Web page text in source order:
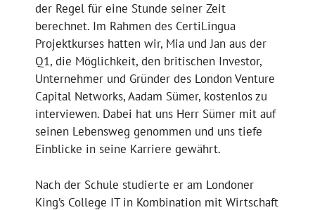
der Regel für eine Stunde seiner Zeit
berechnet. Im Rahmen des CertiLingua
Projektkurses hatten wir, Mia und Jan aus der
Q1, die Möglichkeit, den britischen Investor,
Unternehmer und Gründer des London Venture
Capital Networks, Aadam Sümer, kostenlos zu
interviewen. Dabei hat uns Herr Sümer mit auf
seinen Lebensweg genommen und uns tiefe
Einblicke in seine Karriere gewährt.
Nach der Schule studierte er am Londoner
King’s College IT in Kombination mit Wirtschaft